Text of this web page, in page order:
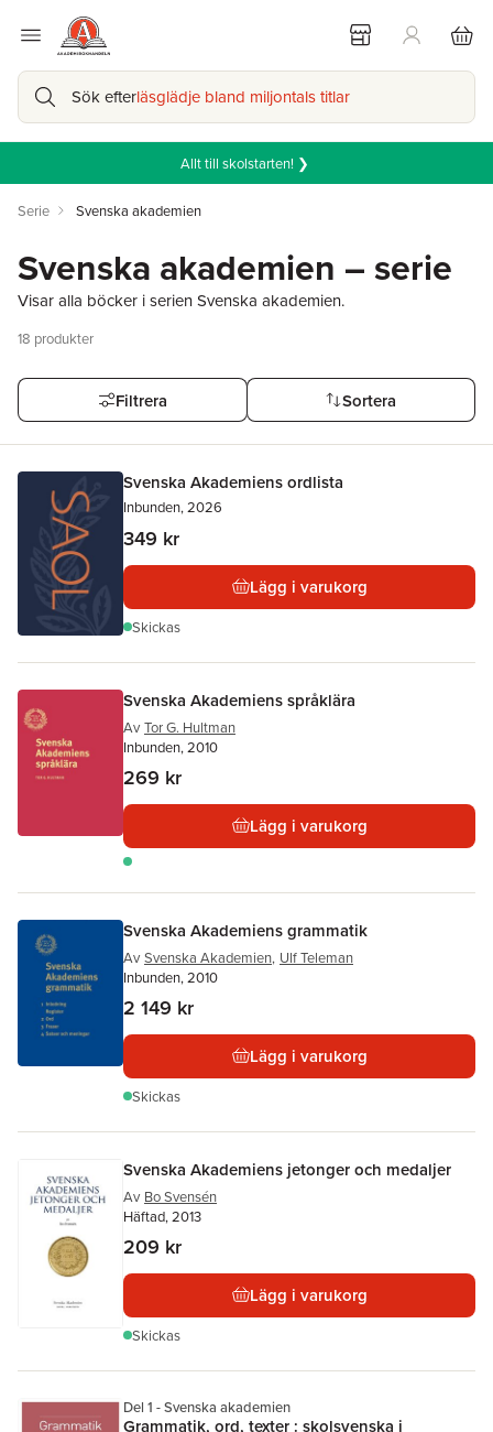
Sök efterläsglädje bland miljontals titlar
Allt till skolstarten! ❯
Serie Svenska akademien
Svenska akademien – serie
Visar alla böcker i serien Svenska akademien.
18 produkter
Filtrera Sortera
Svenska Akademiens ordlista
Inbunden, 2026
349 kr
Lägg i varukorg
Skickas
Svenska Akademiens språklära
Av Tor G. Hultman
Inbunden, 2010
269 kr
Lägg i varukorg
Svenska Akademiens grammatik
Av Svenska Akademien, Ulf Teleman
Inbunden, 2010
2 149 kr
Lägg i varukorg
Skickas
Svenska Akademiens jetonger och medaljer
Av Bo Svensén
Häftad, 2013
209 kr
Lägg i varukorg
Skickas
Del 1 - Svenska akademien
Grammatik, ord, texter : skolsvenska i